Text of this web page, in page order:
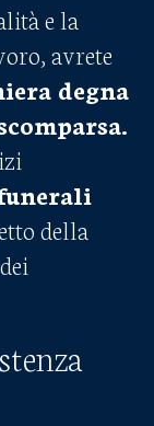
e la
avrete
degna
della